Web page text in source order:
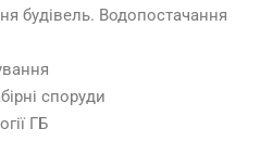
будівель. Водопостачання
споруди
ГБ